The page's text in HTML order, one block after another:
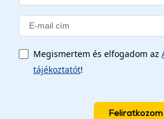
Megismertem és elfogadom az
tájékoztatót!
Feliratkozom